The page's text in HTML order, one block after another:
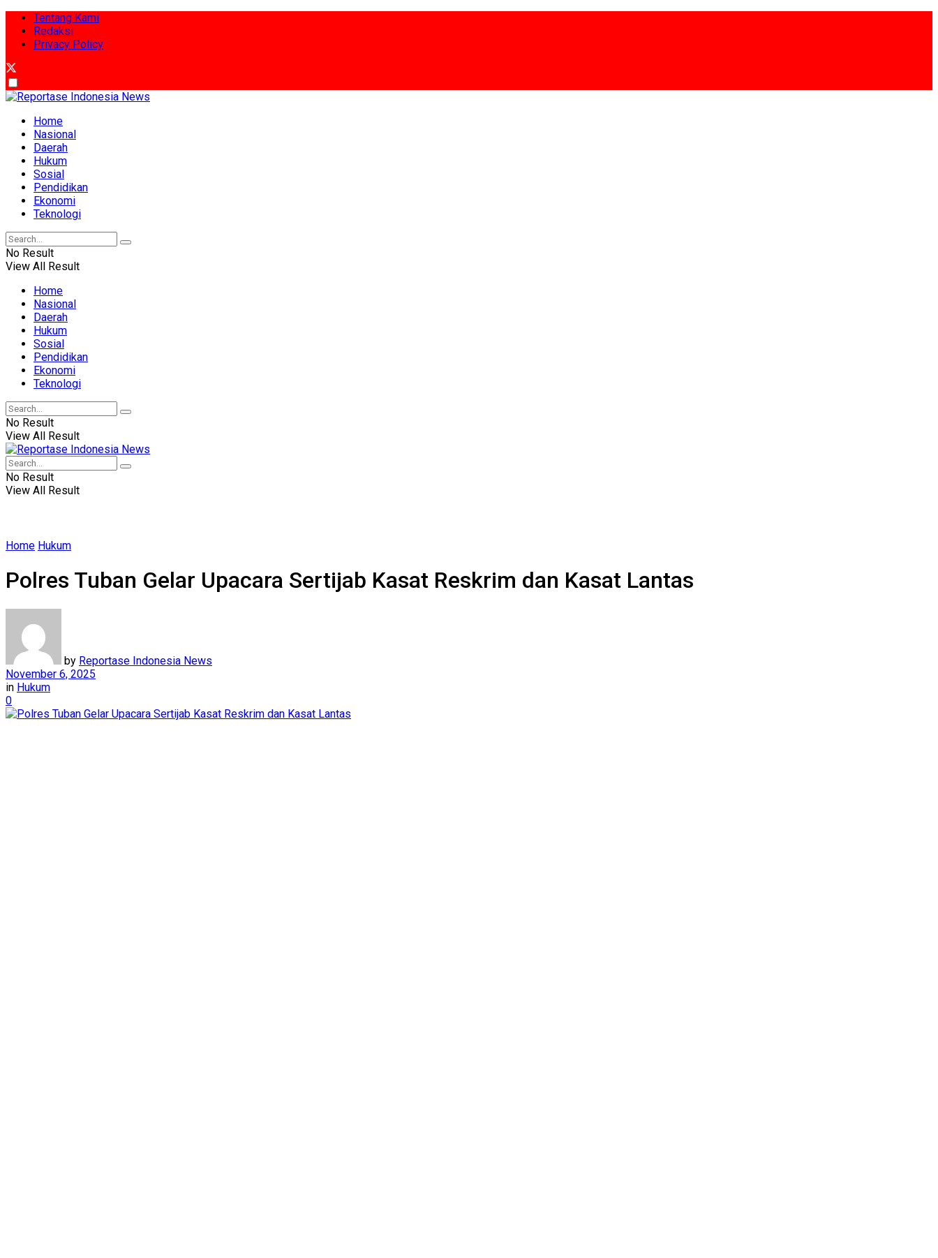
Tentang Kami
Redaksi
Privacy Policy
Home
Nasional
Daerah
Hukum
Sosial
Pendidikan
Ekonomi
Teknologi
No Result
View All Result
Home
Nasional
Daerah
Hukum
Sosial
Pendidikan
Ekonomi
Teknologi
No Result
View All Result
No Result
View All Result
Home Hukum
Polres Tuban Gelar Upacara Sertijab Kasat Reskrim dan Kasat Lantas
by Reportase Indonesia News
November 6, 2025
in Hukum
0